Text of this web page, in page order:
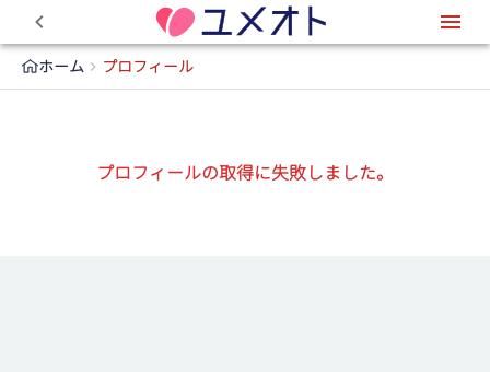
ホーム プロフィール
プロフィールの取得に失敗しました。